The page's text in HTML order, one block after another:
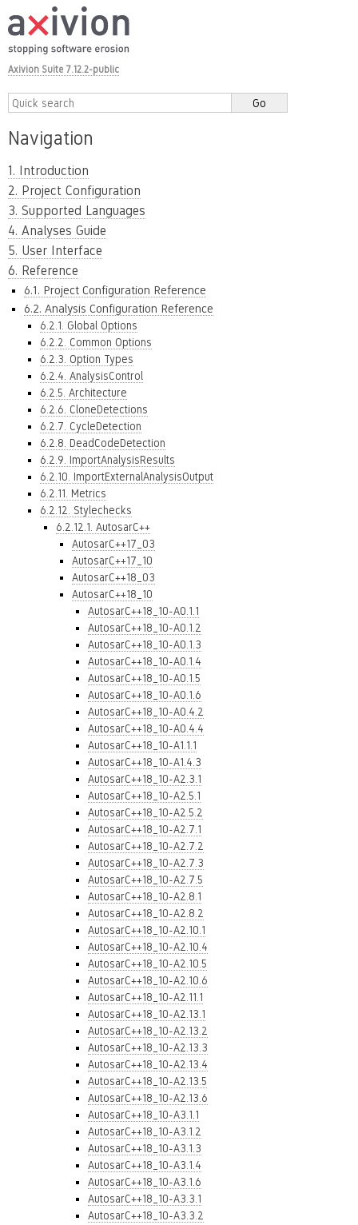
Axivion Suite 7.12.2-public
Navigation
1. Introduction
2. Project Configuration
3. Supported Languages
4. Analyses Guide
5. User Interface
6. Reference
6.1. Project Configuration Reference
6.2. Analysis Configuration Reference
6.2.1. Global Options
6.2.2. Common Options
6.2.3. Option Types
6.2.4. AnalysisControl
6.2.5. Architecture
6.2.6. CloneDetections
6.2.7. CycleDetection
6.2.8. DeadCodeDetection
6.2.9. ImportAnalysisResults
6.2.10. ImportExternalAnalysisOutput
6.2.11. Metrics
6.2.12. Stylechecks
6.2.12.1. AutosarC++
AutosarC++17_03
AutosarC++17_10
AutosarC++18_03
AutosarC++18_10
AutosarC++18_10-A0.1.1
AutosarC++18_10-A0.1.2
AutosarC++18_10-A0.1.3
AutosarC++18_10-A0.1.4
AutosarC++18_10-A0.1.5
AutosarC++18_10-A0.1.6
AutosarC++18_10-A0.4.2
AutosarC++18_10-A0.4.4
AutosarC++18_10-A1.1.1
AutosarC++18_10-A1.4.3
AutosarC++18_10-A2.3.1
AutosarC++18_10-A2.5.1
AutosarC++18_10-A2.5.2
AutosarC++18_10-A2.7.1
AutosarC++18_10-A2.7.2
AutosarC++18_10-A2.7.3
AutosarC++18_10-A2.7.5
AutosarC++18_10-A2.8.1
AutosarC++18_10-A2.8.2
AutosarC++18_10-A2.10.1
AutosarC++18_10-A2.10.4
AutosarC++18_10-A2.10.5
AutosarC++18_10-A2.10.6
AutosarC++18_10-A2.11.1
AutosarC++18_10-A2.13.1
AutosarC++18_10-A2.13.2
AutosarC++18_10-A2.13.3
AutosarC++18_10-A2.13.4
AutosarC++18_10-A2.13.5
AutosarC++18_10-A2.13.6
AutosarC++18_10-A3.1.1
AutosarC++18_10-A3.1.2
AutosarC++18_10-A3.1.3
AutosarC++18_10-A3.1.4
AutosarC++18_10-A3.1.6
AutosarC++18_10-A3.3.1
AutosarC++18_10-A3.3.2